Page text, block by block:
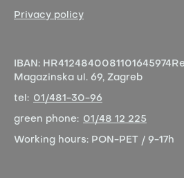
Privacy policy
IBAN: HR4124840081101645974
Magazinska ul. 69, Zagreb
tel: 01/481-30-96
green phone: 01/48 12 225
Working hours: PON-PET / 9-17h